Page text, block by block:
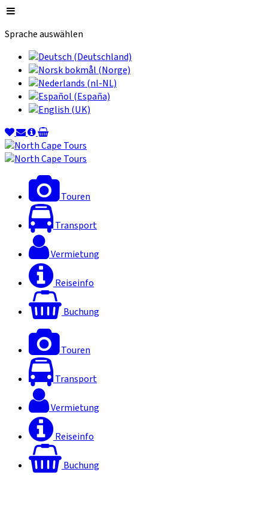
Sprache auswählen
Touren
Transport
Vermietung
Reiseinfo
Buchung
Touren
Transport
Vermietung
Reiseinfo
Buchung